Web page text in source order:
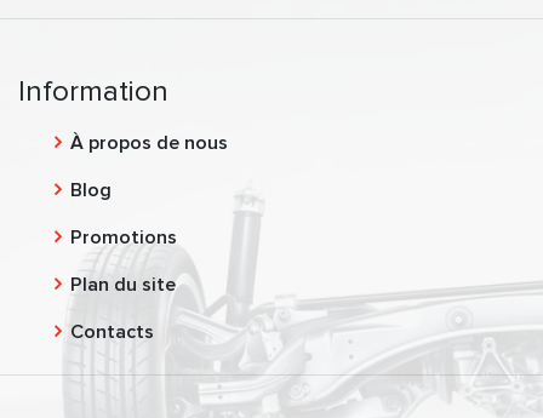
Information
À propos de nous
Blog
Promotions
Plan du site
Contacts